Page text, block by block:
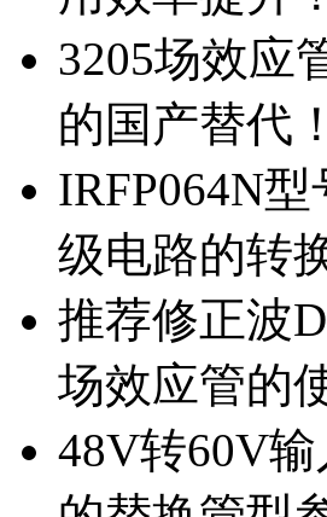
3205场效应
的国产替代！
IRFP064N
级电路的转
推荐修正波
场效应管的
48V转60V